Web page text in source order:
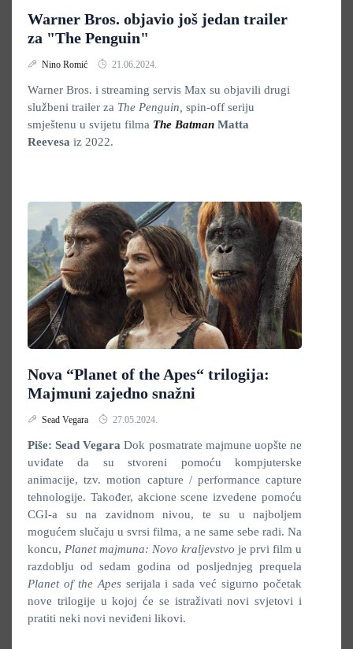
Warner Bros. objavio još jedan trailer
za "The Penguin"
Nino Romić 21.06.2024.
Warner Bros. i streaming servis Max su objavili drugi
službeni trailer za The Penguin, spin-off seriju
smještenu u svijetu filma The Batman Matta
Reevesa iz 2022.
Nova “Planet of the Apes“ trilogija:
Majmuni zajedno snažni
Sead Vegara 27.05.2024.
Piše: Sead Vegara Dok posmatrate majmune uopšte ne
uviđate da su stvoreni pomoću kompjuterske
animacije, tzv. motion capture / performance capture
tehnologije. Također, akcione scene izvedene pomoću
CGI-a su na zavidnom nivou, te su u najboljem
mogućem slučaju u svrsi filma, a ne same sebe radi. Na
koncu, Planet majmuna: Novo kraljevstvo je prvi film u
razdoblju od sedam godina od posljednjeg prequela
Planet of the Apes serijala i sada već sigurno početak
nove trilogije u kojoj će se istraživati novi svjetovi i
pratiti neki novi neviđeni likovi.